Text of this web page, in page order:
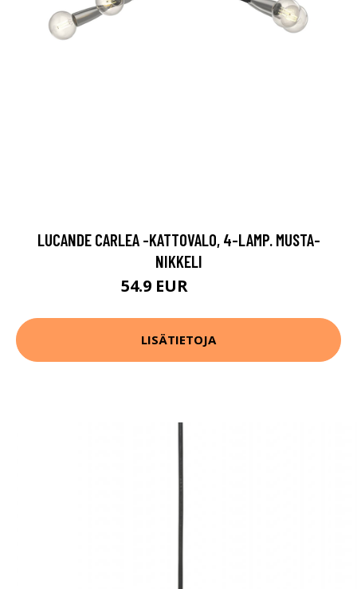
LUCANDE CARLEA -KATTOVALO, 4-LAMP. MUSTA-
NIKKELI
54.9 EUR
LISÄTIETOJA